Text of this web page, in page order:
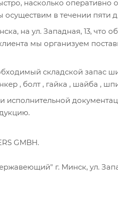
насколько оперативно
в течении пяти
на ул. Западная, 13, что
мы организуем
складской запас
, болт , гайка , шайба ,
исполнительной
GMBH.
г. Минск, ул.